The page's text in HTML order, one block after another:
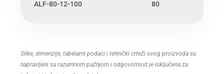
ALF-80-12-100 80
Slike, dimenzije, tabelarni podaci i tehnički crteži ovog proizvoda su
napravljeni sa razumnom pažnjom i odgovornost je isključena za